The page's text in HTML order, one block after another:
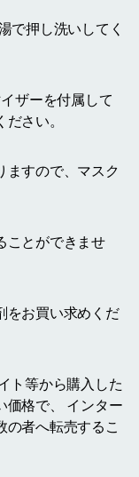
で押し洗いしてく
ザーを付属して
さい。
ますので、マスク
ことができませ
をお買い求めくだ
ト等から購入した
価格で、 インター
の者へ転売するこ